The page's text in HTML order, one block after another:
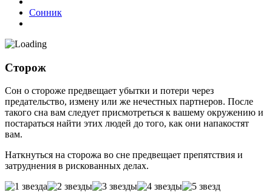
Сонник
Сторож
Сон о стороже предвещает убытки и потери через
предательство, измену или же нечестных партнеров. После
такого сна вам следует присмотреться к вашему окружению и
постараться найти этих людей до того, как они напакостят
вам.
Наткнуться на сторожа во сне предвещает препятствия и
затруднения в рискованных делах.